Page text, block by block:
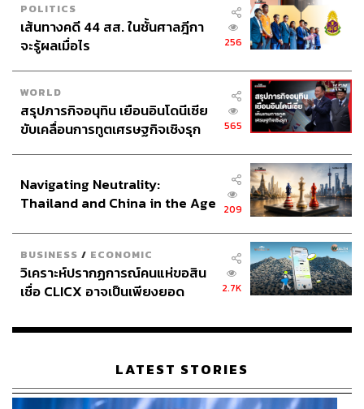
POLITICS
เส้นทางคดี 44 สส. ในชั้นศาลฎีกา
จะรู้ผลเมื่อไร
256
WORLD
สรุปภารกิจอนุทิน เยือนอินโดนีเซีย
ขับเคลื่อนการทูตเศรษฐกิจเชิงรุก
565
Navigating Neutrality:
Thailand and China in the Age
209
BUSINESS / ECONOMIC
วิเคราะห์ปรากฏการณ์คนแห่ขอสิน
เชื่อ CLICX อาจเป็นเพียงยอด
เรือนไทยที่ถูกซุกไว้
2.7K
LATEST STORIES